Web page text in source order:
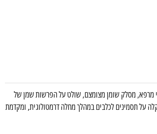
מרפא, מסלק שומן מצומצם, שולט על הפרשות שמן של
על תסמינים לכלבים במהלך מחלה דרמטולוגית, ומקדמת